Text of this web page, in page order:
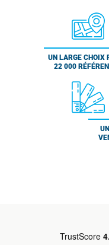
UN LARGE CHOIX
22 000